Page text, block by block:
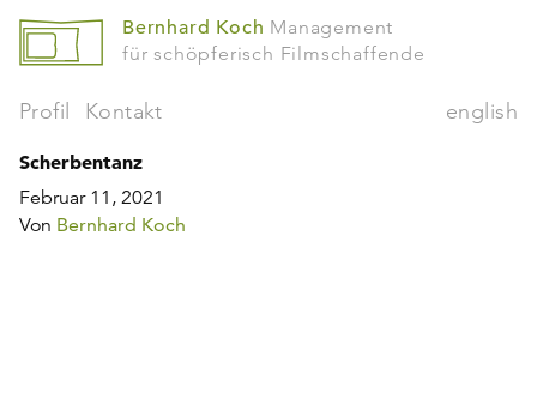
Bernhard Koch Management
für schöpferisch Filmschaffende
Profil Kontakt english
Scherbentanz
Februar 11, 2021
Von Bernhard Koch